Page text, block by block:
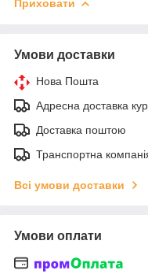
Приховати
Умови доставки
Нова Пошта
Адресна доставка
Доставка поштою
Транспортна
Всі умови доставки
Умови оплати